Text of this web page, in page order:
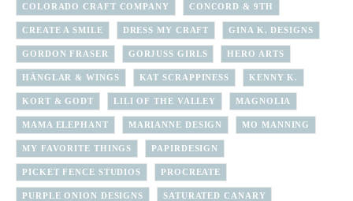
COLORADO CRAFT COMPANY CONCORD & 9TH
CREATE A SMILE DRESS MY CRAFT GINA K. DESIGNS
GORDON FRASER GORJUSS GIRLS HERO ARTS
HÄNGLAR & WINGS KAT SCRAPPINESS KENNY K.
KORT & GODT LILI OF THE VALLEY MAGNOLIA
MAMA ELEPHANT MARIANNE DESIGN MO MANNING
MY FAVORITE THINGS PAPIRDESIGN
PICKET FENCE STUDIOS PROCREATE
PURPLE ONION DESIGNS SATURATED CANARY